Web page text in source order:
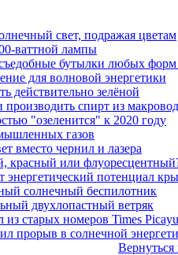
свет, подражая цветам
ваттной лампы
бутылки любых форм
для волновой энергетики
действительно зелёной
производить спирт из
"озеленится" к 2020 году
газов
вместо чернил и лазера
красный или
энергетический потенциал
солнечный беспилотник
двухлопастный ветряк
из старых номеров Times
прорыв в солнечной
Вернуться